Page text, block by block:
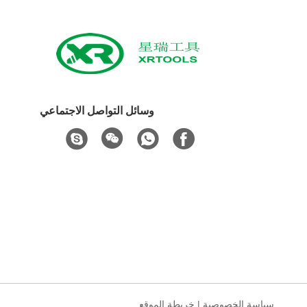
وسائل التواصل الاجتماعي
سياسة الخصوصية | خريطة الموقع